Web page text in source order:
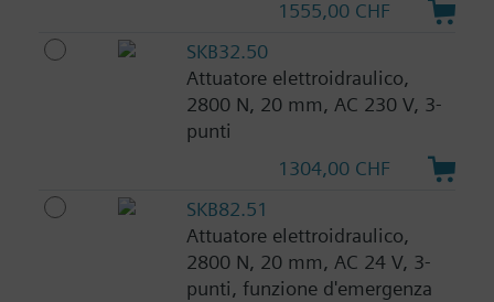
1555,00 CHF
SKB32.50
Attuatore elettroidraulico,
2800 N, 20 mm, AC 230 V, 3-
punti
1304,00 CHF
SKB82.51
Attuatore elettroidraulico,
2800 N, 20 mm, AC 24 V, 3-
punti, funzione d'emergenza